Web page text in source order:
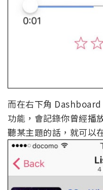
而在右下角
功能，會記錄你曾經播
聽某主題的話，就可以